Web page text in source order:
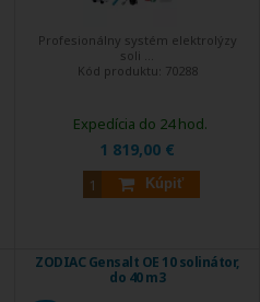
Profesionálny systém elektrolýzy
soli ...
Kód produktu: 70288
1 819,00 €
Kúpiť
Expedícia do 24 hod.
ZODIAC Gensalt OE 10 solinátor,
do 40 m3